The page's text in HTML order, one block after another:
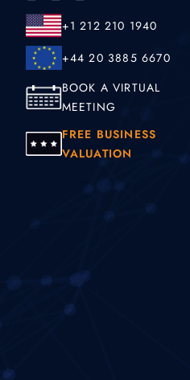
+1 212 210 1940
+44 20 3885 6670
BOOK A VIRTUAL
MEETING
FREE BUSINESS
VALUATION